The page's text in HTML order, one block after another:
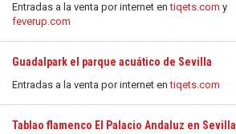
Entradas a la venta por internet entiqets.com y
feverup.com
Guadalpark el parque acuático de Sevilla
Entradas a la venta por internet entiqets.com
Tablao flamenco El Palacio Andaluz en Sevilla